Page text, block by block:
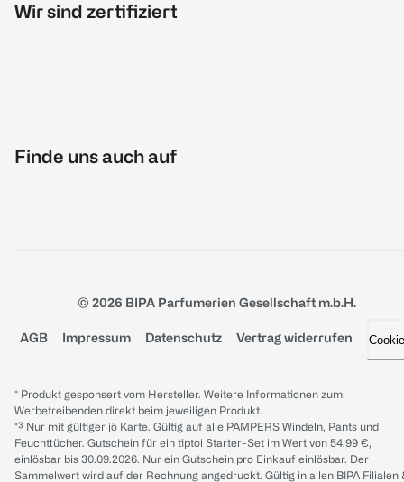
Wir sind zertifiziert
Finde uns auch auf
© 2026 BIPA Parfumerien Gesellschaft m.b.H.
AGB Impressum Datenschutz Vertrag widerrufen
* Produkt gesponsert vom Hersteller. Weitere Informationen zum
Werbetreibenden direkt beim jeweiligen Produkt.
*³ Nur mit gültiger jö Karte. Gültig auf alle PAMPERS Windeln, Pants und
Feuchttücher. Gutschein für ein tiptoi Starter-Set im Wert von 54.99 €,
einlösbar bis 30.09.2026. Nur ein Gutschein pro Einkauf einlösbar. Der
Sammelwert wird auf der Rechnung angedruckt. Gültig in allen BIPA Filialen